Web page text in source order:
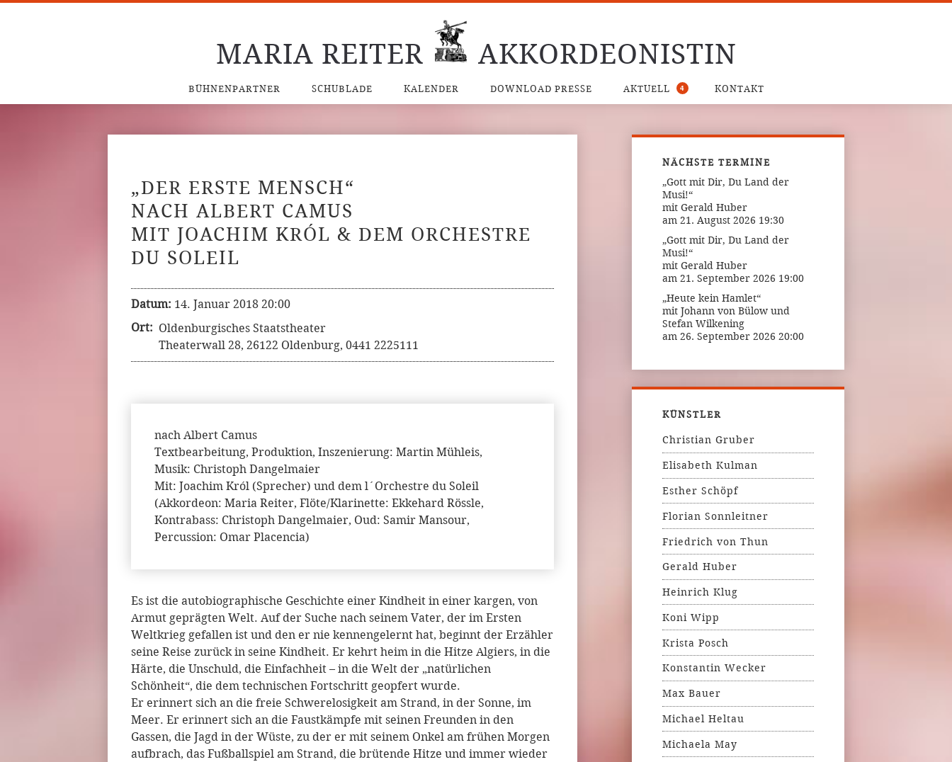
MARIA REITER AKKORDEONISTIN
BÜHNENPARTNER SCHUBLADE KALENDER DOWNLOAD PRESSE AKTUELL 4 KONTAKT
„DER ERSTE MENSCH“
NACH ALBERT CAMUS
MIT JOACHIM KRÓL & DEM ORCHESTRE
DU SOLEIL
Datum: 14. Januar 2018 20:00
Ort: Oldenburgisches Staatstheater
Theaterwall 28, 26122 Oldenburg, 0441 2225111
nach Albert Camus
Textbearbeitung, Produktion, Inszenierung: Martin Mühleis,
Musik: Christoph Dangelmaier
Mit: Joachim Król (Sprecher) und dem l´Orchestre du Soleil
(Akkordeon: Maria Reiter, Flöte/Klarinette: Ekkehard Rössle,
Kontrabass: Christoph Dangelmaier, Oud: Samir Mansour,
Percussion: Omar Placencia)
Es ist die autobiographische Geschichte einer Kindheit in einer kargen, von
Armut geprägten Welt. Auf der Suche nach seinem Vater, der im Ersten
Weltkrieg gefallen ist und den er nie kennengelernt hat, beginnt der Erzähler
seine Reise zurück in seine Kindheit. Er kehrt heim in die Hitze Algiers, in die
Härte, die Unschuld, die Einfachheit – in die Welt der „natürlichen
Schönheit“, die dem technischen Fortschritt geopfert wurde.
Er erinnert sich an die freie Schwerelosigkeit am Strand, in der Sonne, im
Meer. Er erinnert sich an die Faustkämpfe mit seinen Freunden in den
Gassen, die Jagd in der Wüste, zu der er mit seinem Onkel am frühen Morgen
aufbrach, das Fußballspiel am Strand, die brütende Hitze und immer wieder
NÄCHSTE TERMINE
„Gott mit Dir, Du Land der
Musi!“
mit Gerald Huber
am 21. August 2026 19:30
„Gott mit Dir, Du Land der
Musi!“
mit Gerald Huber
am 21. September 2026 19:00
„Heute kein Hamlet“
mit Johann von Bülow und
Stefan Wilkening
am 26. September 2026 20:00
KÜNSTLER
Christian Gruber
Elisabeth Kulman
Esther Schöpf
Florian Sonnleitner
Friedrich von Thun
Gerald Huber
Heinrich Klug
Koni Wipp
Krista Posch
Konstantin Wecker
Max Bauer
Michael Heltau
Michaela May